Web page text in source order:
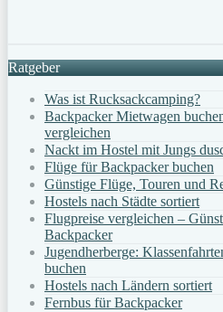
Ratgeber
Was ist Rucksackcamping?
Backpacker Mietwagen
vergleichen
Nackt im Hostel mit Jungs
Flüge für Backpacker buchen
Günstige Flüge, Touren und
Hostels nach Städte sortiert
Flugpreise vergleichen –
Backpacker
Jugendherberge:
buchen
Hostels nach Ländern sortiert
Fernbus für Backpacker